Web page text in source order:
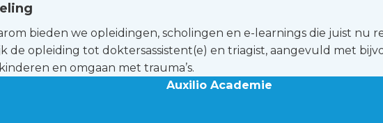
bieden we opleidingen, scholingen en e-learnings die juist nu
de opleiding tot doktersassistent(e) en triagist, aangevuld met
en omgaan met trauma’s.
Auxilio Academie